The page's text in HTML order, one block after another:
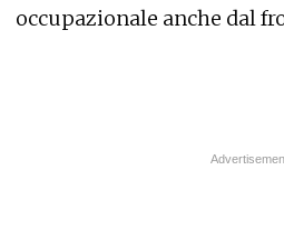
occupazionale anche dal